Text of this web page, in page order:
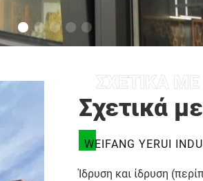
Σχετικά
ΣΧΕΤΙΚΆ
WEIFANG YERUI
Ίδρυση και ίδρυση